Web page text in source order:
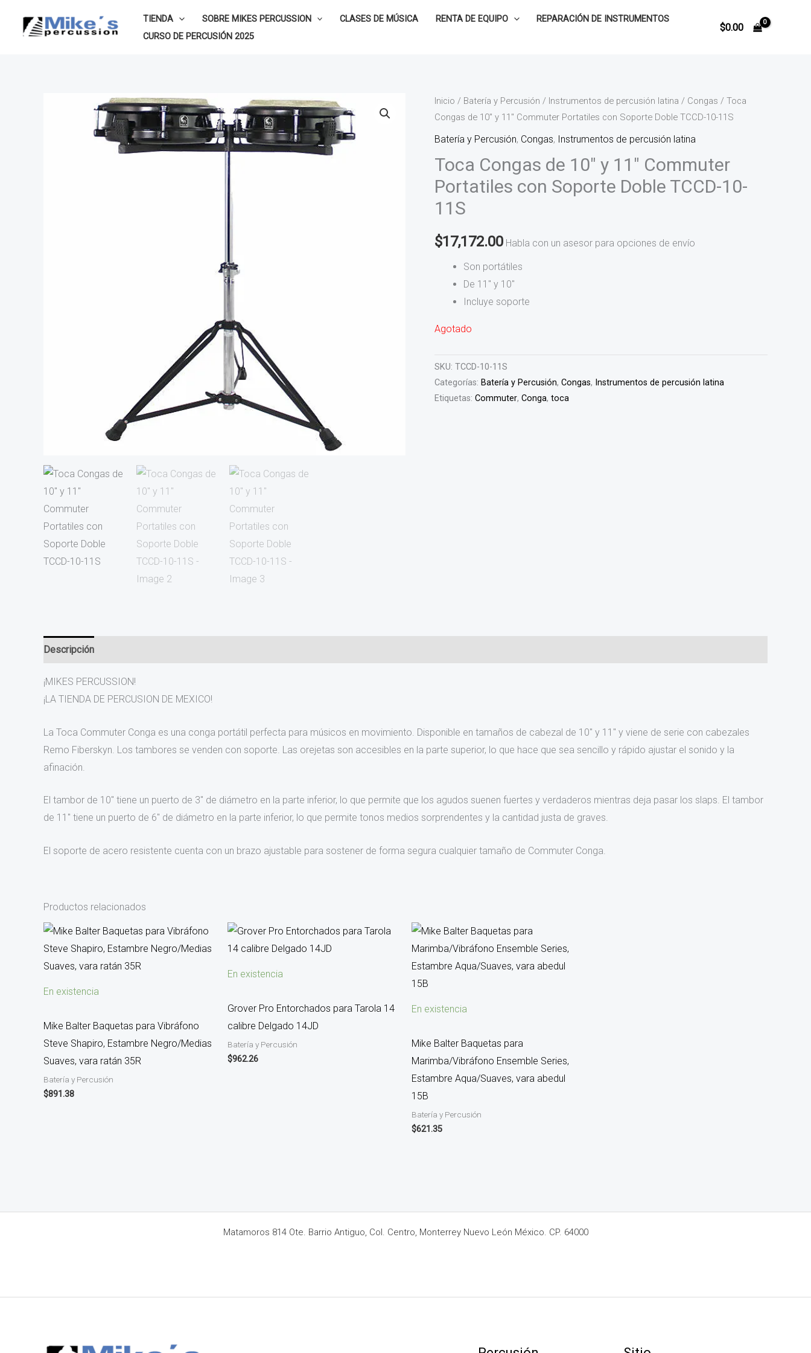
TIENDA SOBRE MIKES PERCUSSION CLASES DE MÚSICA RENTA DE EQUIPO
REPARACIÓN DE INSTRUMENTOS
CURSO DE PERCUSIÓN 2025
$0.00
Inicio / Batería y Percusión / Instrumentos de percusión latina / Congas / Toca
Congas de 10″ y 11″ Commuter Portatiles con Soporte Doble TCCD-10-11S
Batería y Percusión, Congas, Instrumentos de percusión latina
Toca Congas de 10″ y 11″ Commuter
Portatiles con Soporte Doble TCCD-10-
11S
$17,172.00 Habla con un asesor para opciones de envío
Son portátiles
De 11″ y 10″
Incluye soporte
Agotado
SKU: TCCD-10-11S
Categorías: Batería y Percusión, Congas, Instrumentos de percusión latina
Etiquetas: Commuter, Conga, toca
Descripción
¡MIKES PERCUSSION!
¡LA TIENDA DE PERCUSION DE MEXICO!
La Toca Commuter Conga es una conga portátil perfecta para músicos en movimiento. Disponible en tamaños de cabezal de 10″ y 11″ y viene de serie con cabezales
Remo Fiberskyn. Los tambores se venden con soporte. Las orejetas son accesibles en la parte superior, lo que hace que sea sencillo y rápido ajustar el sonido y la
afinación.
El tambor de 10″ tiene un puerto de 3″ de diámetro en la parte inferior, lo que permite que los agudos suenen fuertes y verdaderos mientras deja pasar los slaps. El tambor
de 11″ tiene un puerto de 6″ de diámetro en la parte inferior, lo que permite tonos medios sorprendentes y la cantidad justa de graves.
El soporte de acero resistente cuenta con un brazo ajustable para sostener de forma segura cualquier tamaño de Commuter Conga.
Productos relacionados
En existencia
Mike Balter Baquetas para Vibráfono
Steve Shapiro, Estambre Negro/Medias
Suaves, vara ratán 35R
Batería y Percusión
$891.38
En existencia
Grover Pro Entorchados para Tarola 14
calibre Delgado 14JD
Batería y Percusión
$962.26
En existencia
Mike Balter Baquetas para
Marimba/Vibráfono Ensemble Series,
Estambre Aqua/Suaves, vara abedul
15B
Batería y Percusión
$621.35
Matamoros 814 Ote. Barrio Antiguo, Col. Centro, Monterrey Nuevo León México. CP. 64000